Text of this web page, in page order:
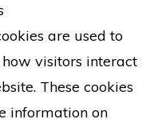
are used to
visitors interact
These cookies
information on